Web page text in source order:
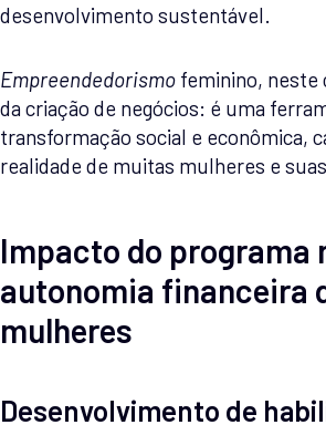
desenvolvimento sustentável.
Empreendedorismo feminino, neste
da criação de negócios: é uma
transformação social e econômica,
realidade de muitas mulheres e
Impacto do programa
autonomia financeira
mulheres
Desenvolvimento de